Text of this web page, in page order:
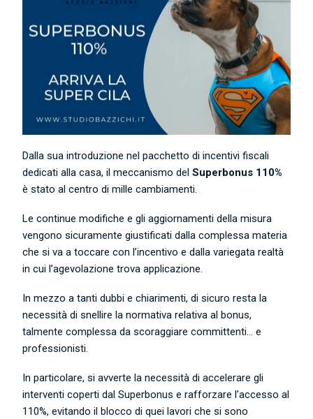
Dalla sua introduzione nel pacchetto di incentivi fiscali
dedicati alla casa, il meccanismo delSuperbonus 110%
è stato al centro di mille cambiamenti.
Le continue modifiche e gli aggiornamenti della misura
vengono sicuramente giustificati dalla complessa materia
che si va a toccare con l’incentivo e dalla variegata realtà
in cui l’agevolazione trova applicazione.
In mezzo a tanti dubbi e chiarimenti, di sicuro resta la
necessità di snellire la normativa relativa al bonus,
talmente complessa da scoraggiare committenti… e
professionisti.
In particolare, si avverte la necessità di accelerare gli
interventi coperti dal Superbonus e rafforzare l’accesso al
110%, evitando il blocco di quei lavori che si sono